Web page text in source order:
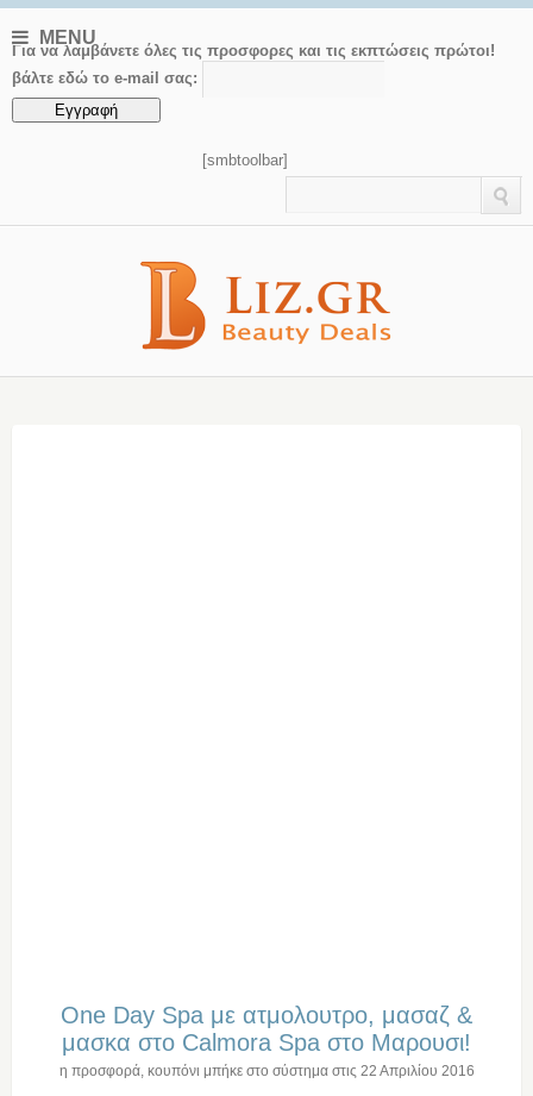
MENU
Για να λαμβάνετε όλες τις προσφορες και τις εκπτώσεις πρώτοι!
βάλτε εδώ το e-mail σας:
[smbtoolbar]
One Day Spa με ατμολουτρο, μασαζ &
μασκα στο Calmora Spa στο Μαρουσι!
η προσφορά, κουπόνι μπήκε στο σύστημα στις 22 Απριλίου 2016